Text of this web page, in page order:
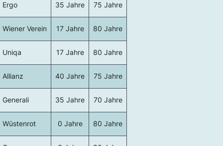
Ergo 35 Jahre 75 Jahre
Wiener Verein 17 Jahre 80 Jahre
Uniqa 17 Jahre 80 Jahre
Allianz 40 Jahre 75 Jahre
Generali 35 Jahre 70 Jahre
Wüstenrot 0 Jahre 80 Jahre